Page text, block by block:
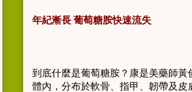
年紀漸長 葡萄糖胺快速流失
到底什麼是葡萄糖胺？康是美藥師
體內，分布於軟骨、指甲、韌帶及皮